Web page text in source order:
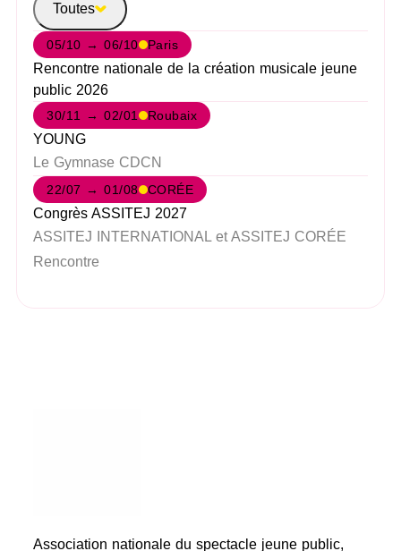
Toutes
05/10 → 06/10 Paris
Rencontre nationale de la création musicale jeune
public 2026
30/11 → 02/01 Roubaix
YOUNG
Le Gymnase CDCN
22/07 → 01/08 CORÉE
Congrès ASSITEJ 2027
ASSITEJ INTERNATIONAL et ASSITEJ CORÉE
Rencontre
Association nationale du spectacle jeune public,